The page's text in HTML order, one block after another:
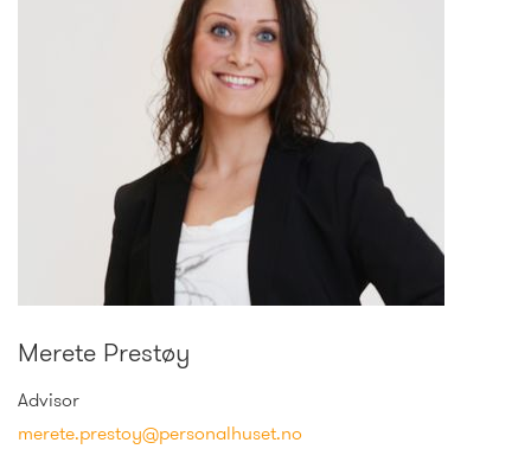
Merete Prestøy
Advisor
merete.prestoy@personalhuset.no